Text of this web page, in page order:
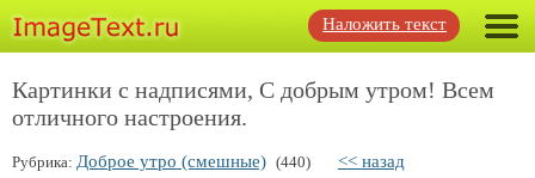
Наложить текст
Картинки с надписями, С добрым утром! Всем
отличного настроения.
Рубрика: Доброе утро (смешные) (440) << назад